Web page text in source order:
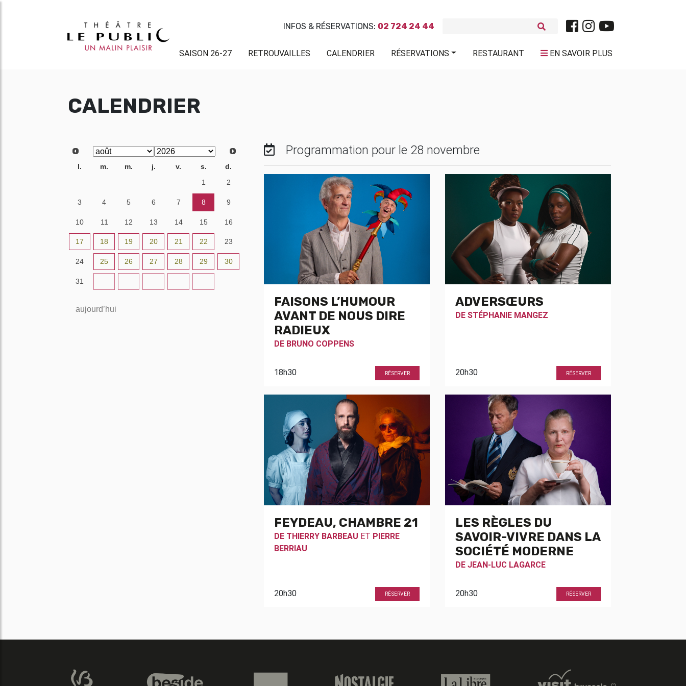
INFOS & RÉSERVATIONS: 02 724 24 44
SAISON 26-27 RETROUVAILLES CALENDRIER RÉSERVATIONS RESTAURANT EN SAVOIR PLUS
CALENDRIER
l. m. m. j. v. s.
d.
1 2
3 4 5 6 7 8 9
10 11 12 13 14 15 16
17 18 19 20 21 22 23
24 25 26 27 28 29 30
31
aujourd’hui
Programmation pour le 28 novembre
FAISONS L’HUMOUR
AVANT DE NOUS DIRE
RADIEUX
DE BRUNO COPPENS
18h30 RÉSERVER
ADVERSŒURS
DE STÉPHANIE MANGEZ
20h30 RÉSERVER
FEYDEAU, CHAMBRE 21
DE THIERRY BARBEAU ET PIERRE
BERRIAU
20h30 RÉSERVER
LES RÈGLES DU
SAVOIR-VIVRE DANS LA
SOCIÉTÉ MODERNE
DE JEAN-LUC LAGARCE
20h30 RÉSERVER